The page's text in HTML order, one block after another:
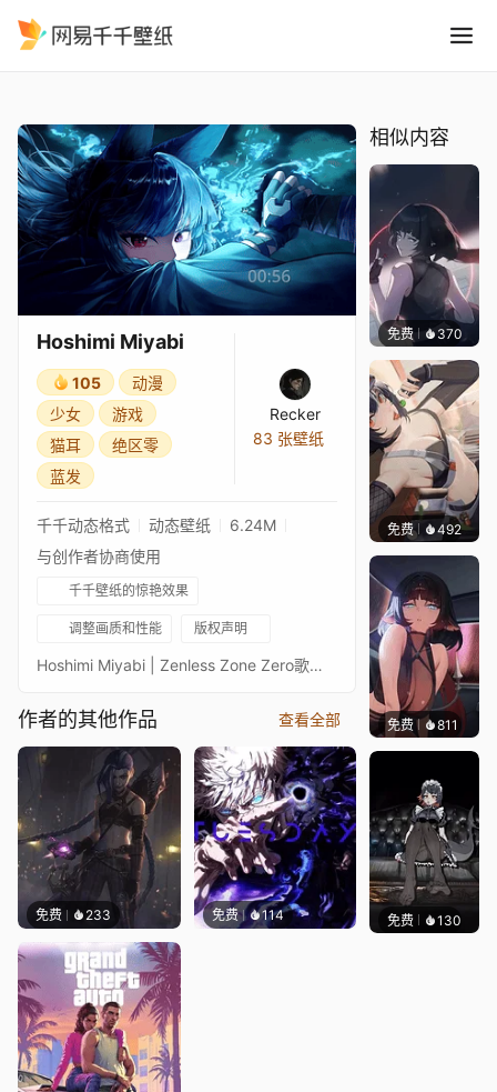
Hoshimi Miyabi
105
动漫
少女
游戏
猫耳
绝区零
蓝发
Recker
83 张壁纸
千千动态格式 动态壁纸
6.24M
与创作者协商使用
千千壁纸的惊艳效果
调整画质和性能 版权声明
Hoshimi Miyabi | Zenless Zone Zero歌曲：CELESTIA (慢速) | ravyn-tema艺术家：IA
作者的其他作品 查看全部
免费 233 免费 114
相似内容
免费 370
｡
免费 492
｡
免费 811
免费 130